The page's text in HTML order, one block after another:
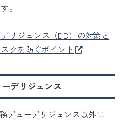
。
リジェンス（DD）の対策と
クを防ぐポイント
デリジェンス
デューデリジェンス以外に